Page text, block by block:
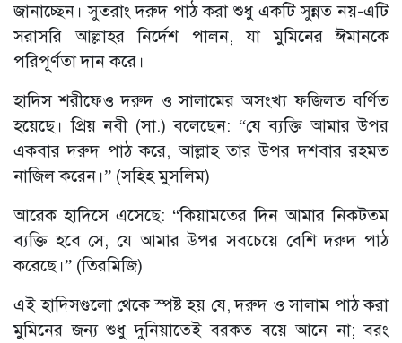
জানাচ্ছেন। সুতরাং দরুদ পাঠ করা শুধু একটি সুন্নত নয়-এটি
সরাসরি আল্লাহর নির্দেশ পালন, যা মুমিনের ঈমানকে
পরিপূর্ণতা দান করে।
হাদিস শরীফেও দরুদ ও সালামের অসংখ্য ফজিলত বর্ণিত
হয়েছে। প্রিয় নবী (সা.) বলেছেন: “যে ব্যক্তি আমার উপর
একবার দরুদ পাঠ করে, আল্লাহ তার উপর দশবার রহমত
নাজিল করেন।” (সহিহ মুসলিম)
আরেক হাদিসে এসেছে: “কিয়ামতের দিন আমার নিকটতম
ব্যক্তি হবে সে, যে আমার উপর সবচেয়ে বেশি দরুদ পাঠ
করেছে।” (তিরমিজি)
এই হাদিসগুলো থেকে স্পষ্ট হয় যে, দরুদ ও সালাম পাঠ করা
মুমিনের জন্য শুধু দুনিয়াতেই বরকত বয়ে আনে না; বরং